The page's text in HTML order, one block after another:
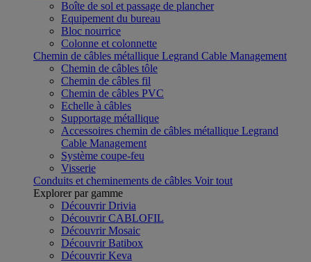
Boîte de sol et passage de plancher
Equipement du bureau
Bloc nourrice
Colonne et colonnette
Chemin de câbles métallique Legrand Cable Management
Chemin de câbles tôle
Chemin de câbles fil
Chemin de câbles PVC
Echelle à câbles
Supportage métallique
Accessoires chemin de câbles métallique Legrand
Cable Management
Système coupe-feu
Visserie
Conduits et cheminements de câbles Voir tout
Explorer par gamme
Découvrir Drivia
Découvrir CABLOFIL
Découvrir Mosaic
Découvrir Batibox
Découvrir Keva